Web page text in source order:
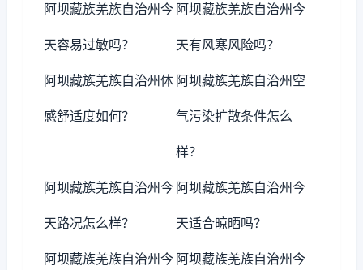
阿坝藏族羌族自治州今
天容易过敏吗？
阿坝藏族羌族自治州今
天有风寒风险吗？
阿坝藏族羌族自治州体
感舒适度如何？
阿坝藏族羌族自治州空
气污染扩散条件怎么
样？
阿坝藏族羌族自治州今
天路况怎么样？
阿坝藏族羌族自治州今
天适合晾晒吗？
阿坝藏族羌族自治州今 阿坝藏族羌族自治州今